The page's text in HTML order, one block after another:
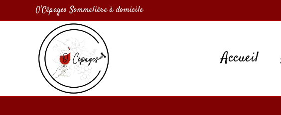
O'Cépages Sommelière à domicile
Accueil